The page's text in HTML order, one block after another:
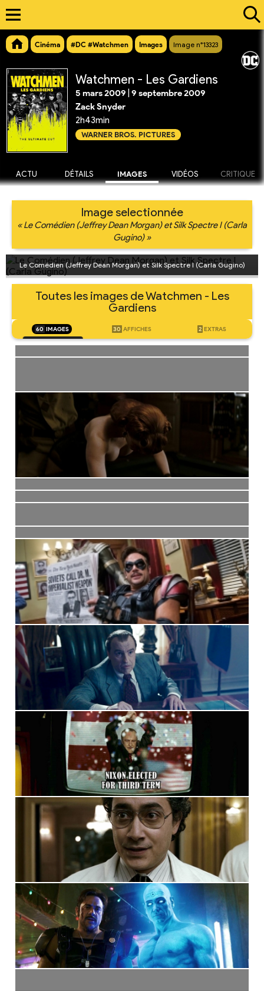
Cinéma #DC #Watchmen Images Image n°13323
Watchmen - Les Gardiens
5 mars 2009 9 septembre 2009
Zack Snyder
2h43min
WARNER BROS. PICTURES
ACTU DÉTAILS IMAGES VIDÉOS CRITIQUE
Image selectionnée
« Le Comédien (Jeffrey Dean Morgan) et Silk Spectre I (Carla
Gugino) »
Le Comédien (Jeffrey Dean Morgan) et Silk Spectre I (Carla Gugino)
Toutes les images de Watchmen - Les
Gardiens
60 IMAGES 30 AFFICHES 2 EXTRAS